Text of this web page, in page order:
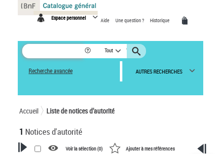
Espace personnel Aide Une question ? Historique
Tout
Recherche avancée AUTRES RECHERCHES
Accueil Liste de notices d’autorité
1 Notices d'autorité
Voir la sélection (0) Ajouter à mes références
Panneau de gestion des cookies